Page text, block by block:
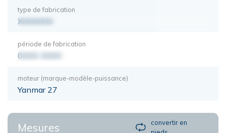
type de fabrication
XXXXXXX
période de fabrication
0000-0000
moteur (marque-modèle-puissance)
Yanmar 27
Mesures
convertir en